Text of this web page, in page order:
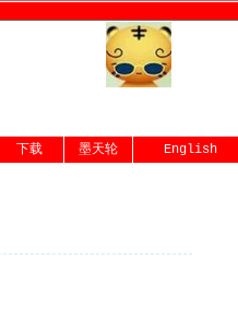
下载 墨天轮 English